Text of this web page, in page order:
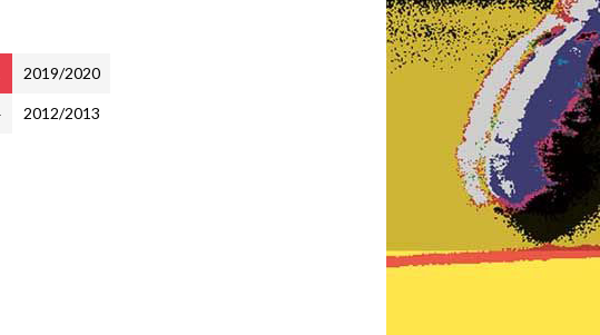
2019/2020
2012/2013